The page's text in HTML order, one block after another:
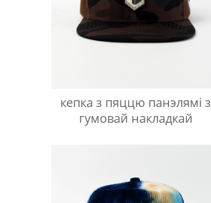
кепка з пяццю панэлямі з
гумовай накладкай